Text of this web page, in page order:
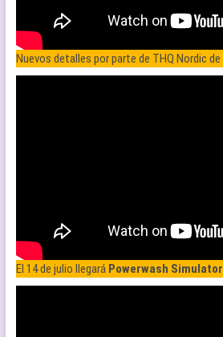
Nuevos detalles por parte de THQ Nordic de
El 14 de julio llegará Powerwash Simulator